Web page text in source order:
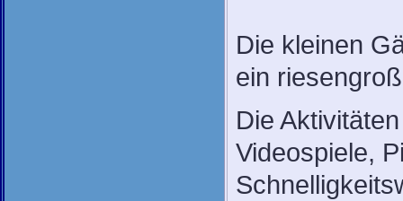
Die kleinen
ein
Die
Videospiele,